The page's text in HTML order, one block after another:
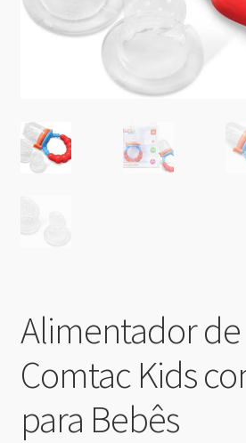
Alimentador de
Comtac Kids
para Bebês